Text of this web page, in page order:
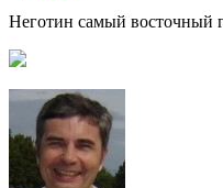
Неготин самый восточный